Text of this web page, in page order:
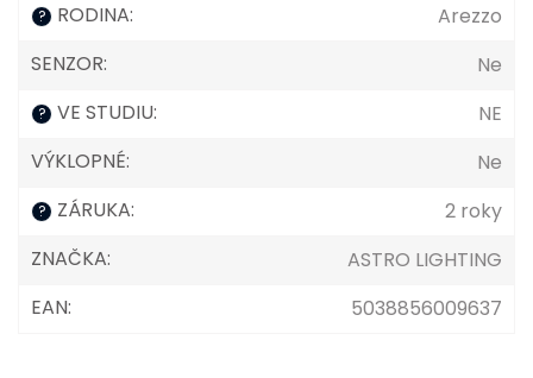
? RODINA:
Arezzo
SENZOR: Ne
? VE STUDIU:
NE
VÝKLOPNÉ: Ne
? ZÁRUKA:
2 roky
ZNAČKA:
ASTRO LIGHTING
EAN: 5038856009637